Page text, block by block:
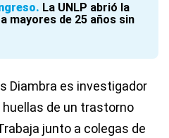
La UNLP abrió la
mayores de 25 años sin
Diambra es investigador
de un trastorno
junto a colegas de